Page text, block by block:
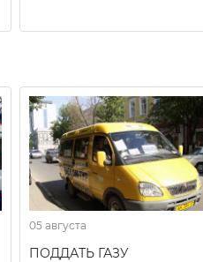
05 августа
ПОДДАТЬ ГАЗУ